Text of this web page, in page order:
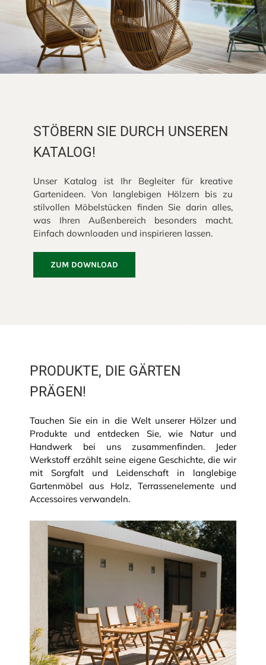
STÖBERN SIE DURCH UNSEREN
KATALOG!
Unser Katalog ist Ihr Begleiter für kreative
Gartenideen. Von langlebigen Hölzern bis zu
stilvollen Möbelstücken finden Sie darin alles,
was Ihren Außenbereich besonders macht.
Einfach downloaden und inspirieren lassen.
ZUM DOWNLOAD
PRODUKTE, DIE GÄRTEN
PRÄGEN!
Tauchen Sie ein in die Welt unserer Hölzer und
Produkte und entdecken Sie, wie Natur und
Handwerk bei uns zusammenfinden. Jeder
Werkstoff erzählt seine eigene Geschichte, die wir
mit Sorgfalt und Leidenschaft in langlebige
Gartenmöbel aus Holz, Terrassenelemente und
Accessoires verwandeln.